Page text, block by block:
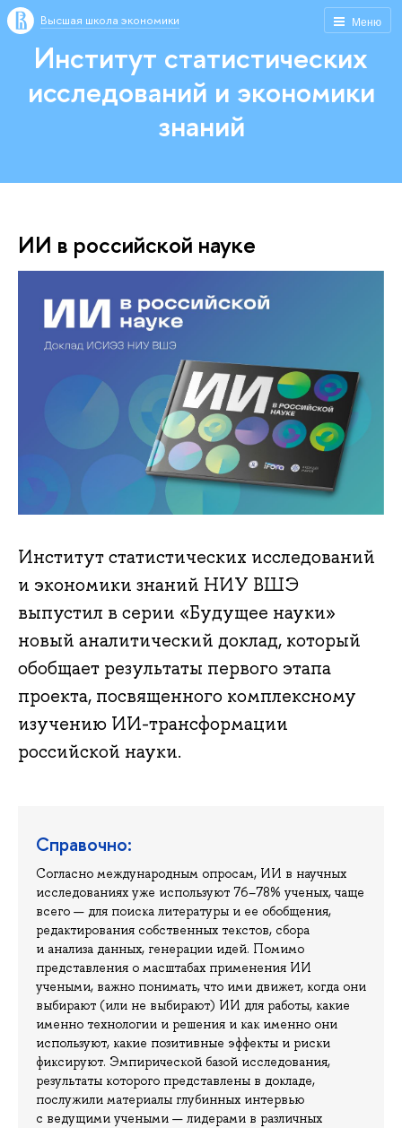
Меню
Высшая школа экономики
Институт статистических
исследований и экономики
знаний
ИИ в российской науке
Институт статистических исследований
и экономики знаний НИУ ВШЭ
выпустил в серии «Будущее науки»
новый аналитический доклад, который
обобщает результаты первого этапа
проекта, посвященного комплексному
изучению ИИ-трансформации
российской науки.
Справочно:
Согласно международным опросам, ИИ в научных
исследованиях уже используют 76–78% ученых, чаще
всего — для поиска литературы и ее обобщения,
редактирования собственных текстов, сбора
и анализа данных, генерации идей. Помимо
представления о масштабах применения ИИ
учеными, важно понимать, что ими движет, когда они
выбирают (или не выбирают) ИИ для работы, какие
именно технологии и решения и как именно они
используют, какие позитивные эффекты и риски
фиксируют. Эмпирической базой исследования,
результаты которого представлены в докладе,
послужили материалы глубинных интервью
с ведущими учеными — лидерами в различных